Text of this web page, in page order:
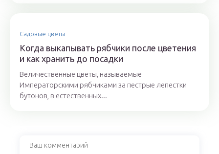
Садовые цветы
Когда выкапывать рябчики после цветения
и как хранить до посадки
Величественные цветы, называемые
Императорскими рябчиками за пестрые лепестки
бутонов, в естественных...